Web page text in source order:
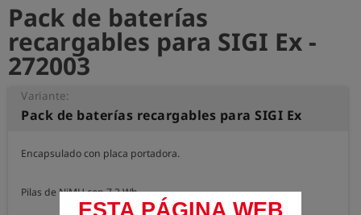
ESTA PÁGINA WEB
Pack de baterías
recargables para SIGI Ex -
272003
Variante:
Pack de baterías recargables para SIGI Ex
Encapsulado con placa portadora.
Pilas de NiMH con 7,2 Wh